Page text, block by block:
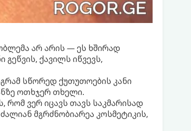
არ არის — ეს ხშირად
ქავილს იწვევს,
სწორედ ქუთუთოების კანი
ოთხჯერ თხელი.
რომ ვერ იცავს თავს საკმარისად
მგრძნობიარეა კოსმეტიკის,